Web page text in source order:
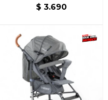
$ 3.690